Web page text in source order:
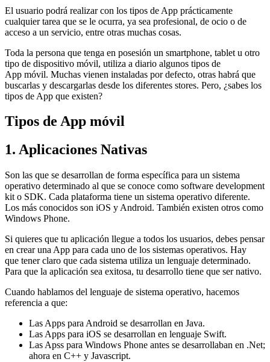
El usuario podrá realizar con los tipos de App prácticamente
cualquier tarea que se le ocurra, ya sea profesional, de ocio o de
acceso a un servicio, entre otras muchas cosas.
Toda la persona que tenga en posesión un smartphone, tablet u otro
tipo de dispositivo móvil, utiliza a diario algunos tipos de
App móvil. Muchas vienen instaladas por defecto, otras habrá que
buscarlas y descargarlas desde los diferentes stores. Pero, ¿sabes los
tipos de App que existen?
Tipos de App móvil
1. Aplicaciones Nativas
Son las que se desarrollan de forma específica para un sistema
operativo determinado al que se conoce como software development
kit o SDK. Cada plataforma tiene un sistema operativo diferente.
Los más conocidos son iOS y Android. También existen otros como
Windows Phone.
Si quieres que tu aplicación llegue a todos los usuarios, debes pensar
en crear una App para cada uno de los sistemas operativos. Hay
que tener claro que cada sistema utiliza un lenguaje determinado.
Para que la aplicación sea exitosa, tu desarrollo tiene que ser nativo.
Cuando hablamos del lenguaje de sistema operativo, hacemos
referencia a que:
Las Apps para Android se desarrollan en Java.
Las Apps para iOS se desarrollan en lenguaje Swift.
Las Apss para Windows Phone antes se desarrollaban en .Net;
ahora en C++ y Javascript.